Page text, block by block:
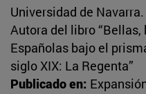
Universidad de Navarra.
Autora del libro
Españolas bajo el
siglo XIX: La Regenta”
Publicado en: